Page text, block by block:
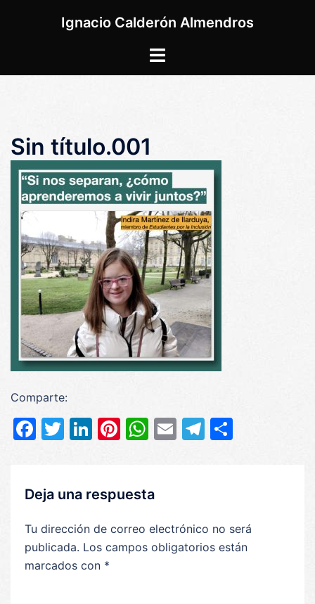
Ignacio Calderón Almendros
Alternar
Sin título.001
Comparte:
Facebook
Twitter
LinkedIn
Pinterest
WhatsApp
EmailTelegram
Deja una respuesta
Tu dirección de correo electrónico no será
publicada. Los campos obligatorios están
marcados con *